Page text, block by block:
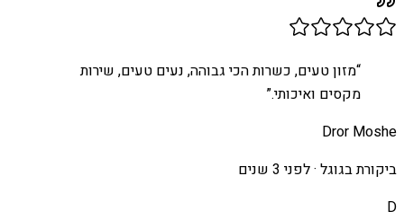
“מזון טעים, כשרות הכי גבוהה, נעים טעים, שירות
מקסים ואיכותי.”
Dror Moshe
ביקורת בגוגל ·לפני 3 שנים
D